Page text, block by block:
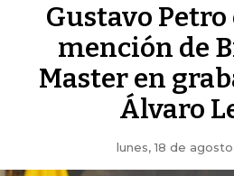
Gustavo
mención de
Master en
Álvaro
lunes, 18 de